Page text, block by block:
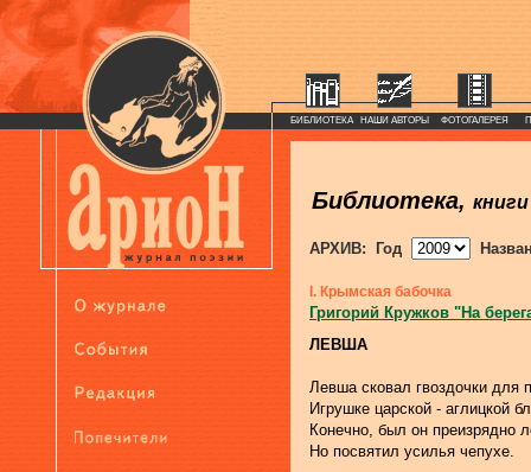
БИБЛИОТЕКА НАШИ АВТОРЫ ФОТОГАЛЕРЕЯ
Библиотека, книги
АРХИВ: Год
I. Крымская бабочка
Григорий Кружков "На
ЛЕВША
Левша сковал гвоздочки для
Игрушке царской - аглицкой
Конечно, был он преизрядно
Но посвятил усилья чепухе.